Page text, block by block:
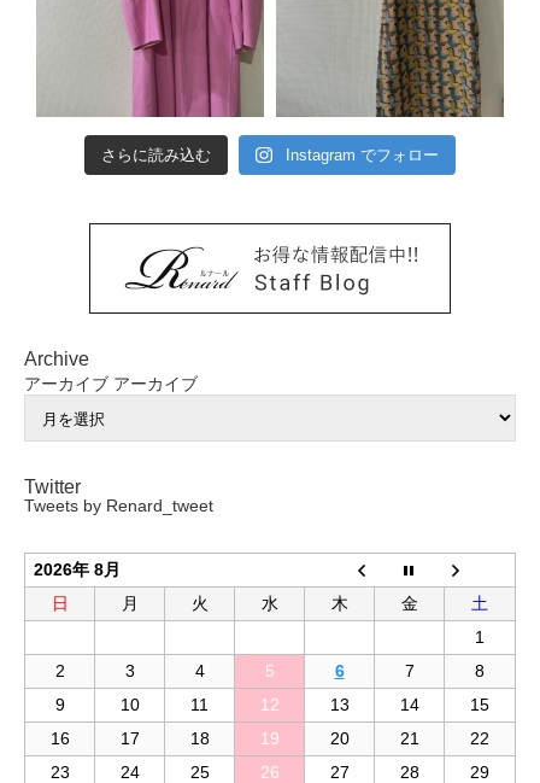
さらに読み込む Instagram でフォロー
Archive
アーカイブ アーカイブ
Twitter
Tweets by Renard_tweet
2026年 8月
日
月 火 水 木 金
土
1
2
3 4 5 6 7
8
9
10 11 12 13 14
15
16
17 18 19 20 21
22
23
24 25 26 27 28
29